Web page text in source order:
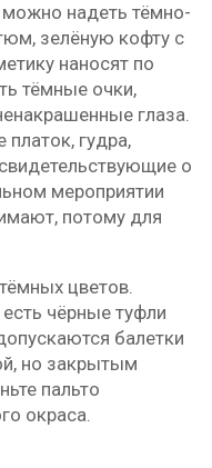
надеть тёмно-
зелёную кофту с
наносят по
тёмные очки,
глаза.
гудра,
о
мероприятии
потому для
цветов.
чёрные туфли
балетки
но закрытым
пальто
окраса.